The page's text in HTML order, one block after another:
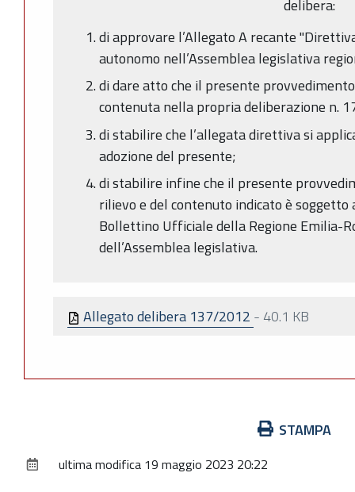
delibera:
di approvare l’Allegato A recante
autonomo nell’Assemblea legislativa
di dare atto che il presente
contenuta nella propria deliberazione n.
di stabilire che l’allegata direttiva si
adozione del presente;
di stabilire infine che il presente
rilievo e del contenuto indicato è
Bollettino Ufficiale della Regione Emilia-
dell’Assemblea legislativa.
Allegato delibera 137/2012 - 40.1 KB
documento
STAMPA
ultima modifica 19 maggio 2023 20:22